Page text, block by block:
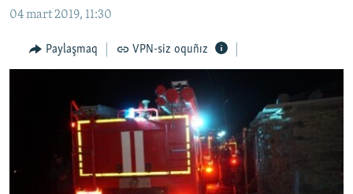
qaytmaq
qaytmaq
CEMİYET
MEDENİYET
BLOGLAR
04 mart 2019, 11:30
Paylaşmaq VPN-siz oquñız